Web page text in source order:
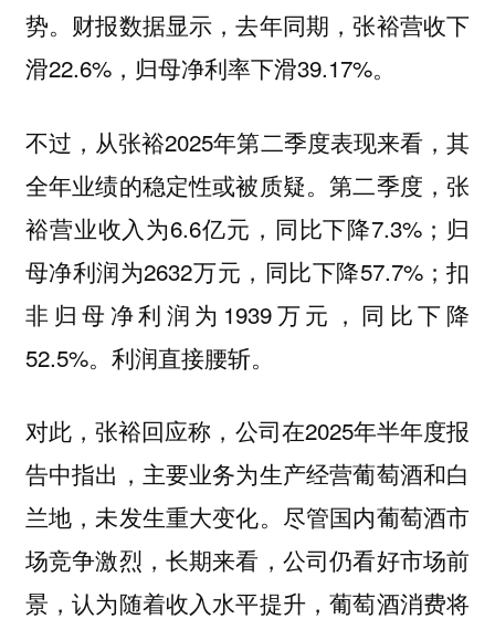
势。财报数据显示，去年同期，张裕营收下
滑22.6%，归母净利率下滑39.17%。
不过，从张裕2025年第二季度表现来看，其
全年业绩的稳定性或被质疑。第二季度，张
裕营业收入为6.6亿元，同比下降7.3%；归
母净利润为2632万元，同比下降57.7%；扣
非归母净利润为1939万元，同比下降
52.5%。利润直接腰斩。
对此，张裕回应称，公司在2025年半年度报
告中指出，主要业务为生产经营葡萄酒和白
兰地，未发生重大变化。尽管国内葡萄酒市
场竞争激烈，长期来看，公司仍看好市场前
景，认为随着收入水平提升，葡萄酒消费将